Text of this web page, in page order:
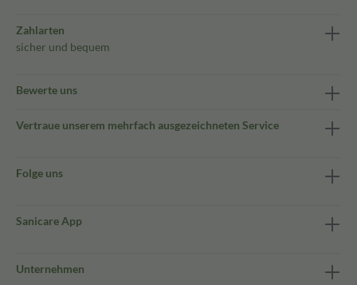
Zahlarten
sicher und bequem
Bewerte uns
Vertraue unserem mehrfach ausgezeichneten Service
Folge uns
Sanicare App
Unternehmen